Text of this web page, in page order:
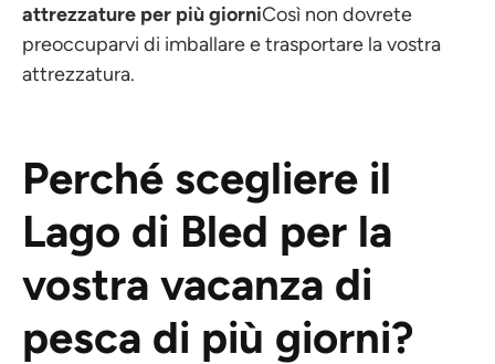
attrezzature per più giorniCosì non dovrete
preoccuparvi di imballare e trasportare la vostra
attrezzatura.
Perché scegliere il
Lago di Bled per la
vostra vacanza di
pesca di più giorni?